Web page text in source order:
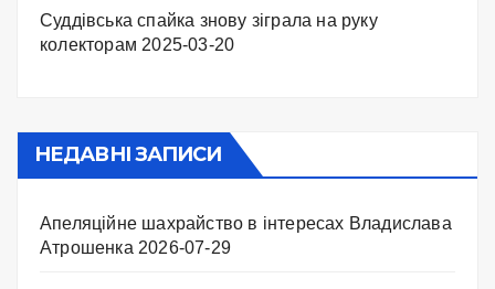
Суддівська спайка знову зіграла на руку
колекторам 2025-03-20
НЕДАВНІ ЗАПИСИ
Апеляційне шахрайство в інтересах Владислава
Атрошенка 2026-07-29